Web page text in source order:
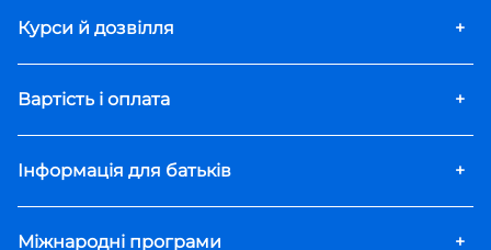
Курси й дозвілля +
Вартість і оплата +
Інформація для батьків +
Міжнародні програми +